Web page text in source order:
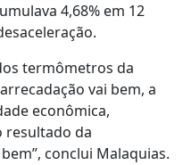
4,68% em 12
termômetros da
vai bem, a
econômica,
resultado da
conclui Malaquias.